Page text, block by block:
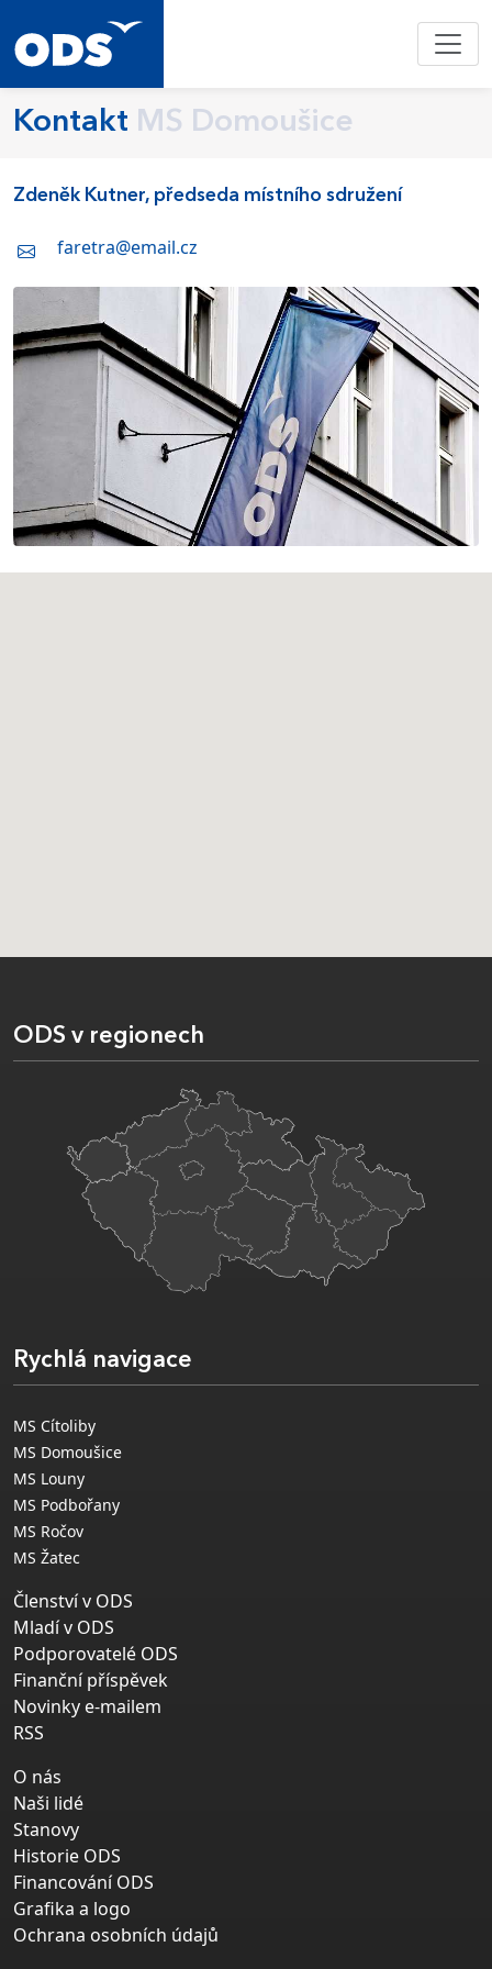
Kontakt MS Domoušice
Zdeněk Kutner, předseda místního sdružení
faretra@email.cz
ODS v regionech
Rychlá navigace
MS Cítoliby
MS Domoušice
MS Louny
MS Podbořany
MS Ročov
MS Žatec
Členství v ODS
Mladí v ODS
Podporovatelé ODS
Finanční příspěvek
Novinky e-mailem
RSS
O nás
Naši lidé
Stanovy
Historie ODS
Financování ODS
Grafika a logo
Ochrana osobních údajů